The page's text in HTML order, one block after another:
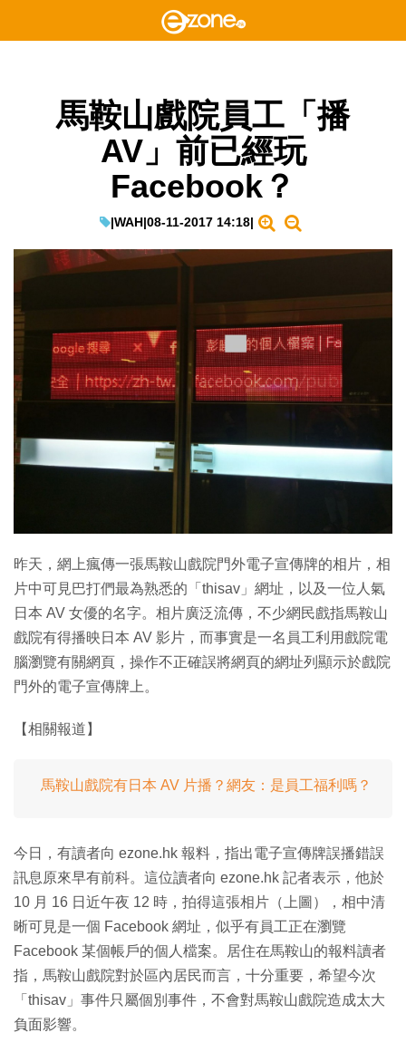
馬鞍山戲院員工「播
AV」前已經玩
Facebook？
|WAH|08-11-2017 14:18|
昨天，網上瘋傳一張馬鞍山戲院門外電子宣傳牌的相片，相
片中可見巴打們最為熟悉的「thisav」網址，以及一位人氣
日本 AV 女優的名字。相片廣泛流傳，不少網民戲指馬鞍山
戲院有得播映日本 AV 影片，而事實是一名員工利用戲院電
腦瀏覽有關網頁，操作不正確誤將網頁的網址列顯示於戲院
門外的電子宣傳牌上。
【相關報道】
馬鞍山戲院有日本 AV 片播？網友：是員工福利嗎？
今日，有讀者向 ezone.hk 報料，指出電子宣傳牌誤播錯誤
訊息原來早有前科。這位讀者向 ezone.hk 記者表示，他於
10 月 16 日近午夜 12 時，拍得這張相片（上圖），相中清
晰可見是一個 Facebook 網址，似乎有員工正在瀏覽
Facebook 某個帳戶的個人檔案。居住在馬鞍山的報料讀者
指，馬鞍山戲院對於區內居民而言，十分重要，希望今次
「thisav」事件只屬個別事件，不會對馬鞍山戲院造成太大
負面影響。